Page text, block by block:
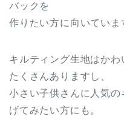
バックを
作りたい方に向いていま
キルティング生地はかわ
たくさんありますし、
小さい子供さんに人気
げてみたい方にも。